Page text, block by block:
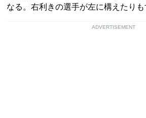
なる。右利きの選手が左に構えたりも
ADVERTISEMENT